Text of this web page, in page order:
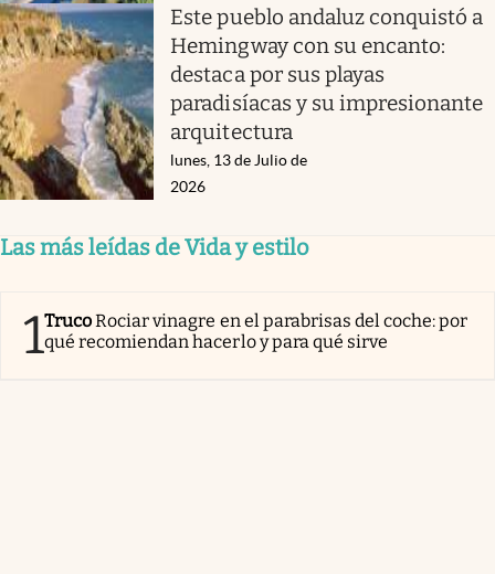
Este pueblo andaluz conquistó a
Hemingway con su encanto:
destaca por sus playas
paradisíacas y su impresionante
arquitectura
lunes, 13 de Julio de
2026
Las más leídas de Vida y estilo
1TrucoRociar vinagre en el parabrisas del coche: por
qué recomiendan hacerlo y para qué sirve